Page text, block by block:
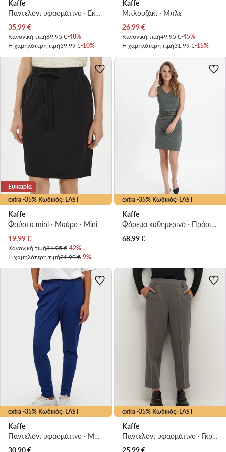
Kaffe
Παντελόνι υφασμάτινο · Εκρού · Regular Fit
Τρέχουσα τιμή
35,99€
Κανονική τιμή69,95 €-48%
Η χαμηλότερη τιμή39,99 €-10%
Kaffe
Μπλουζάκι · Μπλε
Τρέχουσα τιμή
26,99€
Κανονική τιμή49,95 €-45%
Η χαμηλότερη τιμή31,99 €-15%
extra -35% Κωδικός: LAST
Ευκαιρία
Kaffe
Φούστα mini · Μαύρο · Mini
Τρέχουσα τιμή
19,99€
Κανονική τιμή34,95 €-42%
Η χαμηλότερη τιμή21,99 €-9%
extra -35% Κωδικός: LAST
Kaffe
Φόρεμα καθημερινό · Πράσινο · Mini
68,99€
extra -35% Κωδικός: LAST
Kaffe
Παντελόνι υφασμάτινο · Μπλε · Regular Fit
30,90€
extra -35% Κωδικός: LAST
Kaffe
Παντελόνι υφασμάτινο · Γκρι · Relaxed Fit
25,99€